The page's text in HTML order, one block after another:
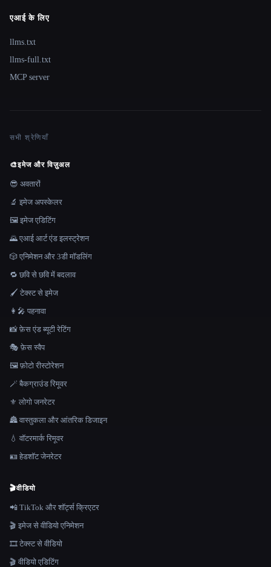
एआई के लिए
llms.txt
llms-full.txt
MCP server
सभी श्रेणियाँ
🎨इमेज और विज़ुअल
😎 अवतारों
🔬 इमेज अपस्केलर
🖼️ इमेज एडिटिंग
🌄 एआई आर्ट एंड इलस्ट्रेशन
🎲 एनिमेशन और 3डी मॉडलिंग
🔁 छवि से छवि में बदलाव
🖌️ टेक्स्ट से इमेज
👩‍🎤 पहनावा
📸 फ़ेस एंड ब्यूटी रेटिंग
🎭 फ़ेस स्वैप
🖼️ फ़ोटो रीस्टोरेशन
🪄 बैकग्राउंड रिमूवर
⚜️ लोगो जनरेटर
🏯 वास्तुकला और आंतरिक डिजाइन
💧 वॉटरमार्क रिमूवर
🪪 हेडशॉट जेनरेटर
🎬वीडियो
📲 TikTok और शॉर्ट्स क्रिएटर
🎬 इमेज से वीडियो एनिमेशन
🎞️ टेक्स्ट से वीडियो
🎬 वीडियो एडिटिंग